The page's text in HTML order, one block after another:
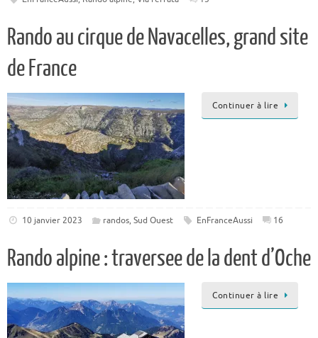
Rando au cirque de Navacelles, grand site
de France
Continuer à lire
10 janvier 2023 randos,Sud Ouest EnFranceAussi 16
Rando alpine : traversee de la dent d’Oche
Continuer à lire